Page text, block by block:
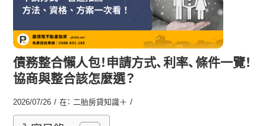
債務整合懶人包！申請方式、利率、條件一覽！
協商與整合該怎麼選？
2026/07/26 / 在： 二胎房貸知識＋ /